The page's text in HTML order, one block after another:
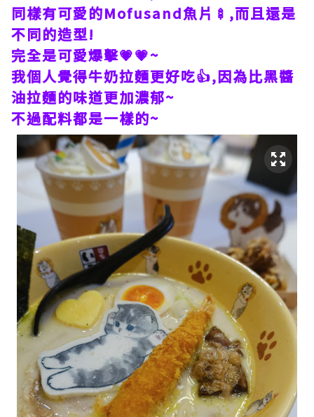
同樣有可愛的Mofusand魚片🍢,而且還是
不同的造型!
完全是可愛爆擊💗💗~
我個人覺得牛奶拉麵更好吃👍,因為比黑醬
油拉麵的味道更加濃郁~
不過配料都是一樣的~